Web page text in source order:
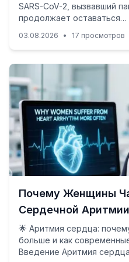
SARS-CoV-2, вызвавший
продолжает оставаться…
03.08.2026 • 17 просмотров
Почему Женщины
Сердечной
🌟 Аритмия сердца:
больше и как
Введение Аритмия